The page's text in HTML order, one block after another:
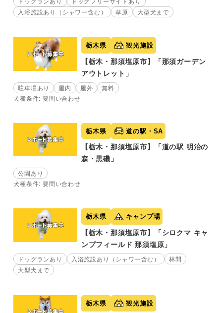
入浴施設あり（シャワー含む）
草原 大型犬まで
栃木県 観光施設
【栃木・那須塩原市】「那須ガーデン
アウトレット」
駐車場あり 屋内 屋外
無料
犬種条件: 要問い合わせ
栃木県 道の駅・SA
【栃木・那須塩原市】「道の駅 明治の
森・黒磯」
公園あり
犬種条件: 要問い合わせ
栃木県 キャンプ場
【栃木・那須塩原市】「シロクマ キャ
ンプフィールド 那須塩原」
ドッグランあり 入浴施設あり（シャワー含む）
林間
大型犬まで
栃木県 観光施設